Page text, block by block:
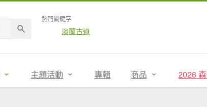
熱門關鍵字
淡蘭古道
主題活動 專輯 商品 2026